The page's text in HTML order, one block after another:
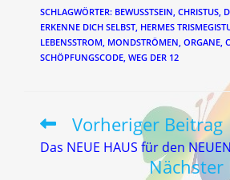
SCHLAGWÖRTER: BEWUSSTSEIN, CHRISTUS,
ERKENNE DICH SELBST, HERMES
LEBENSSTROM, MONDSTRÖMEN, ORGANE,
SCHÖPFUNGSCODE, WEG DER 12
Weitere
ansehen
Vorheriger Beitrag
Das NEUE HAUS für den
Nächster